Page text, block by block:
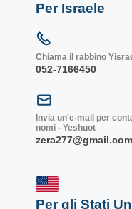
Per Israele
Chiama il rabbino
052-7166450
Invia un'e-mail per
nomi - Yeshuot
zera277@gmail.com
Per gli Stati